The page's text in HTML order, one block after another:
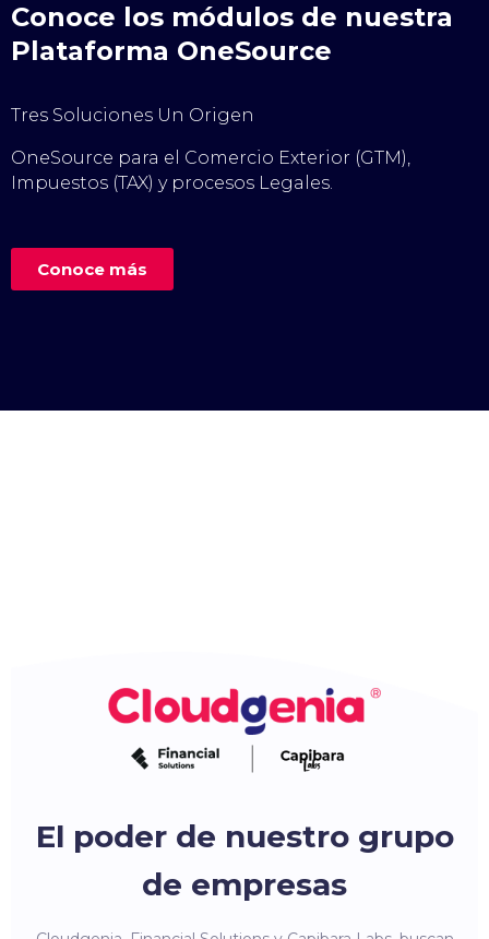
Conoce los módulos de nuestra
Plataforma OneSource
Tres Soluciones Un Origen
OneSource para el Comercio Exterior (GTM),
Impuestos (TAX) y procesos Legales.
Conoce más
El poder de nuestro grupo
de empresas